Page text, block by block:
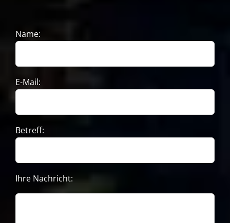
Name:
E-Mail:
Betreff:
Ihre Nachricht: